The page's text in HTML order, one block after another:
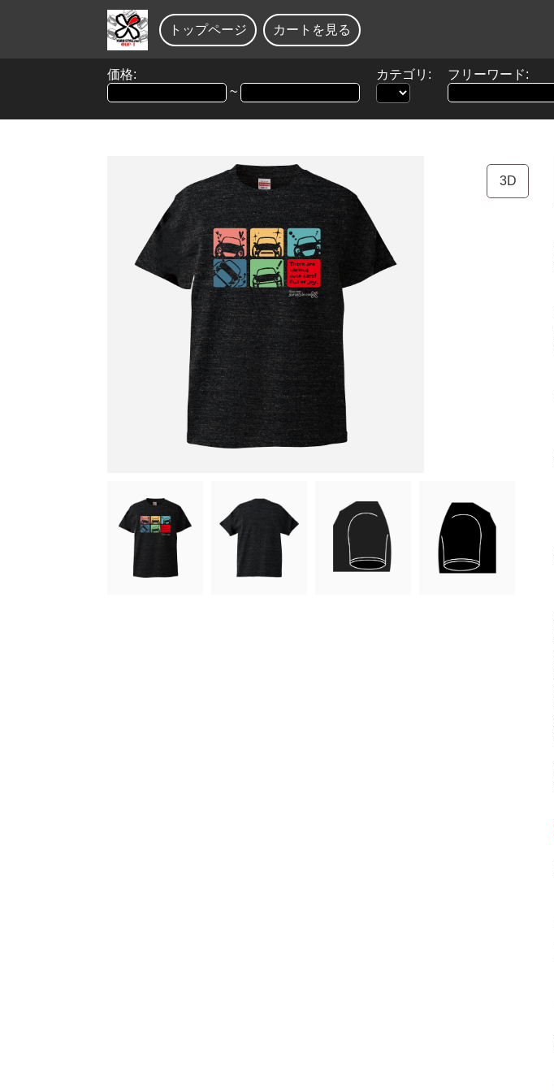
トップページ カートを見る
価格:
~
カテゴリ:
フリーワード:
3D